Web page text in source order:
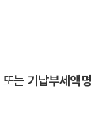
또는 기납부세액명